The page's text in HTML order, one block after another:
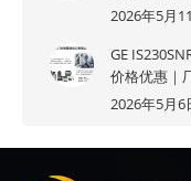
2026年5月
GE
价格优惠｜
2026年5月6